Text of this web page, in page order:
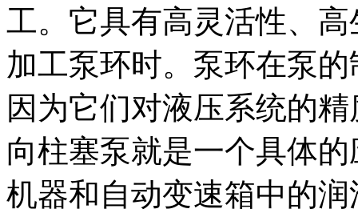
工。它具有高灵活性、
加工泵环时。泵环在泵
因为它们对液压系统的
向柱塞泵就是一个具体
机器和自动变速箱中的